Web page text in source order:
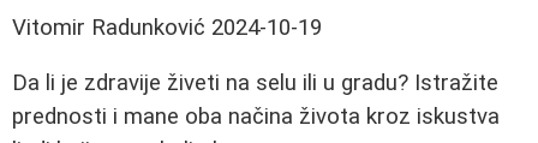
Vitomir Radunković 2024-10-19
Da li je zdravije živeti na selu ili u gradu? Istražite
prednosti i mane oba načina života kroz iskustva